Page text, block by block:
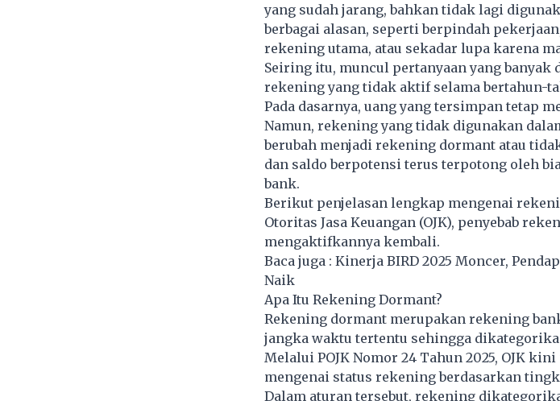
yang sudah jarang, bahkan tidak lagi
berbagai alasan, seperti berpindah
rekening utama, atau sekadar lupa karena
Seiring itu, muncul pertanyaan yang banyak
rekening yang tidak aktif selama bertahun-
Pada dasarnya, uang yang tersimpan tetap
Namun, rekening yang tidak digunakan
berubah menjadi rekening dormant atau
dan saldo berpotensi terus terpotong oleh
bank.
Berikut penjelasan lengkap mengenai
Otoritas Jasa Keuangan (OJK), penyebab
mengaktifkannya kembali.
Baca juga : Kinerja BIRD 2025 Moncer,
Naik
Apa Itu Rekening Dormant?
Rekening dormant merupakan rekening
jangka waktu tertentu sehingga
Melalui POJK Nomor 24 Tahun 2025, OJK
mengenai status rekening berdasarkan
Dalam aturan tersebut, rekening